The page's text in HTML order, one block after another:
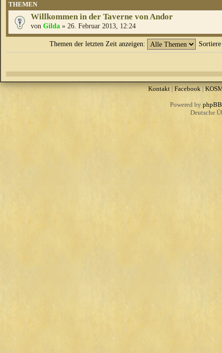
THEMEN
Willkommen in der Taverne von Andor
von Gilda » 26. Februar 2013, 12:24
Themen der letzten Zeit anzeigen:
Kontakt|Facebook|
Powered by phpBB
Deutsche